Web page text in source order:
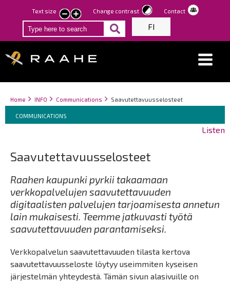
Skip
to
main
Text size
smaller
text
larger
text
Change contrast Contact
FI
Breadcrumbs
You
here:
Home INFO Communications Saavutettavuusselosteet
Breadcrumbs
You
are
COMMUNICATIONS
Listen
Saavutettavuusselosteet
Raahen kaupunki pyrkii takaamaan
verkkopalvelujen saavutettavuuden
digitaalisten palvelujen tarjoamisesta annetun
lain mukaisesti. Teemme jatkuvasti työtä
saavutettavuuden parantamiseksi.
Verkkopalvelun saavutettavuuden tilasta kertova
saavutettavuusseloste löytyy useimmiten kyseisen
järjestelmän yhteydestä. Tämän sivun alasivuille on